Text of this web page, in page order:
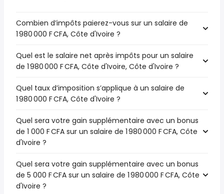
Combien d’impôts paierez-vous sur un salaire de
1 980 000 F CFA, Côte d'Ivoire ?
Quel est le salaire net après impôts pour un salaire
de 1 980 000 F CFA, Côte d'Ivoire, Côte d'Ivoire ?
Quel taux d’imposition s’applique à un salaire de
1 980 000 F CFA, Côte d'Ivoire ?
Quel sera votre gain supplémentaire avec un bonus
de 1 000 F CFA sur un salaire de 1 980 000 F CFA, Côte
d'Ivoire ?
Quel sera votre gain supplémentaire avec un bonus
de 5 000 F CFA sur un salaire de 1 980 000 F CFA, Côte
d'Ivoire ?